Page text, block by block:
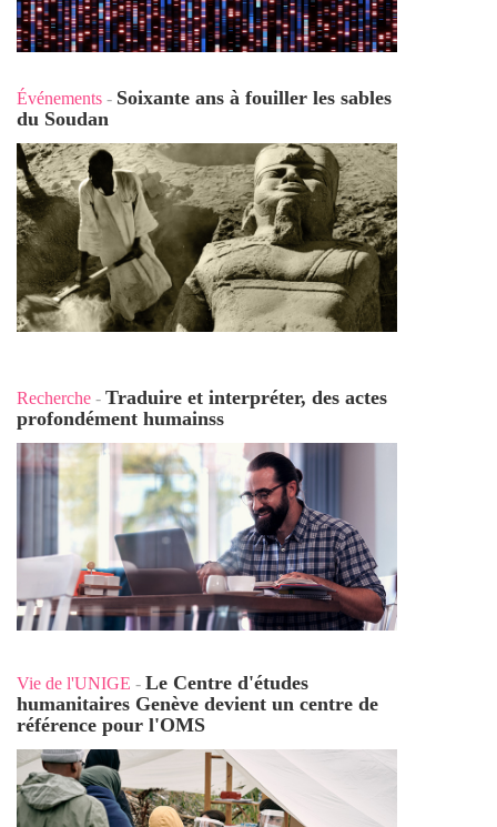
Événements - Soixante ans à fouiller les sables
du Soudan
Recherche - Traduire et interpréter, des actes
profondément humainss
Vie de l'UNIGE - Le Centre d'études
humanitaires Genève devient un centre de
référence pour l'OMS